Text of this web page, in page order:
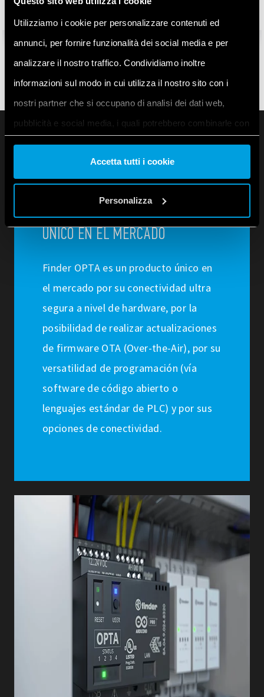
Utilizziamo i cookie per personalizzare contenuti ed
annunci, per fornire funzionalità dei social media e per
analizzare il nostro traffico. Condividiamo inoltre
informazioni sul modo in cui utilizza il nostro sito con i
nostri partner che si occupano di analisi dei dati web,
pubblicità e social media, i quali potrebbero combinarle con
altre informazioni che ha fornito loro o che hanno raccolto
dal suo utilizzo dei loro servizi. Acconsenta ai nostri cookie
se continua ad utilizzare il nostro sito web.
Accetta tutti i cookie
Personalizza
ÚNICO EN EL MERCADO
Finder OPTA es un producto único en
el mercado por su conectividad ultra
segura a nivel de hardware, por la
posibilidad de realizar actualizaciones
de firmware OTA (Over-the-Air), por su
versatilidad de programación (vía
software de código abierto o
lenguajes estándar de PLC) y por sus
opciones de conectividad.